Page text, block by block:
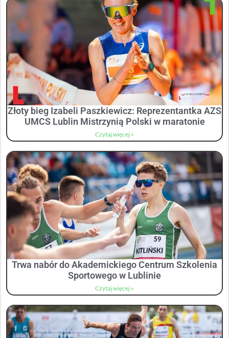
Złoty bieg Izabeli Paszkiewicz: Reprezentantka AZS
UMCS Lublin Mistrzynią Polski w maratonie
Czytaj więcej »
Trwa nabór do Akademickiego Centrum Szkolenia
Sportowego w Lublinie
Czytaj więcej »